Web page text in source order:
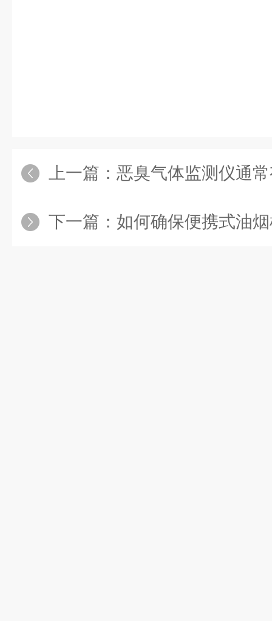
上一篇： 恶臭气体监测仪通常
下一篇： 如何确保便携式油烟检测